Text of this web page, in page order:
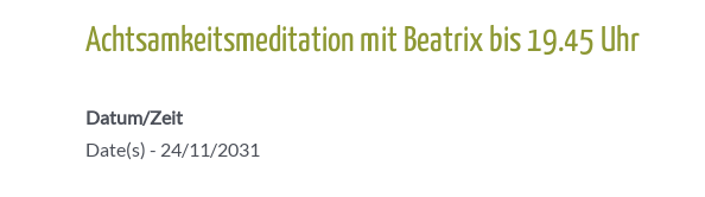
Achtsamkeitsmeditation mit Beatrix bis 19.45 Uhr
Datum/Zeit
Date(s) - 24/11/2031